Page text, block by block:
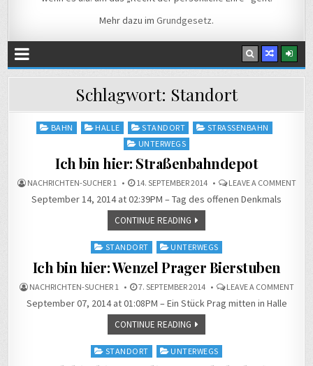
Mehr dazu im Grundgesetz.
Schlagwort: Standort
Posted
BAHN HALLE STANDORT
STRASSENBAHN
UNTERWEGS
Ich bin hier: Straßenbahndepot
NACHRICHTEN-SUCHER 1 14. SEPTEMBER 2014 LEAVE A COMMENTON
September 14, 2014 at 02:39PM – Tag des offenen Denkmals
CONTINUE READING
Posted
in
STANDORT UNTERWEGS
Ich bin hier: Wenzel Prager Bierstuben
NACHRICHTEN-SUCHER 1 7. SEPTEMBER 2014 LEAVE A COMMENTON
September 07, 2014 at 01:08PM – Ein Stück Prag mitten in Halle
CONTINUE READING
Posted
STANDORT UNTERWEGS